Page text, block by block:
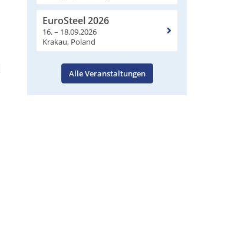
EuroSteel 2026
16. – 18.09.2026
Krakau, Poland
Alle Veranstaltungen